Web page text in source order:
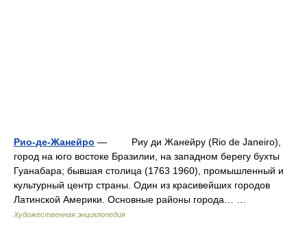
Рио-де-Жанейро — Риу ди Жанейру (Rio de Janeiro),
город на юго востоке Бразилии, на западном берегу бухты
Гуанабара; бывшая столица (1763 1960), промышленный и
культурный центр страны. Один из красивейших городов
Латинской Америки. Основные районы города… …
Художественная энциклопедия